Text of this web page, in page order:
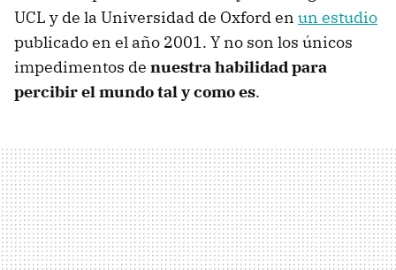
UCL y de la Universidad de Oxford en un estudio
publicado en el año 2001. Y no son los únicos
impedimentos de nuestra habilidad para
percibir el mundo tal y como es.